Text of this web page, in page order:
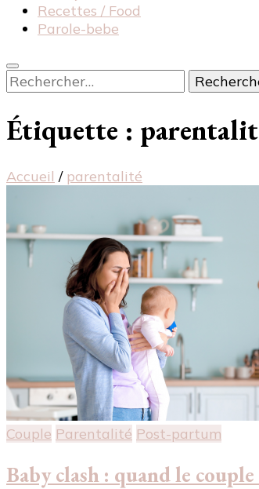
Recettes / Food
Parole-bebe
Rechercher :
Étiquette :
Accueil / parentalité
Couple Parentalité Post-partum
Baby clash : quand le